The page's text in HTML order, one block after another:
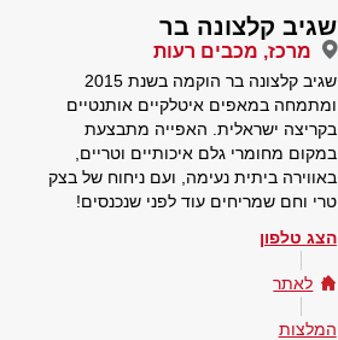
שגיב קלצונה בר
מרכז, מכבים רעות
שגיב קלצונה בר הוקמה בשנת 2015
ומתמחה במאפים איטלקיים אותנטיים
בקריצה ישראלית. האפייה מתבצעת
במקום מחומרי גלם איכותיים וטריים,
באווירה ביתית נעימה, ועם ניחוח של בצק
טרי וחם שמריחים עוד לפני שנכנסים!
הצג טלפון
לאתר
המלצות